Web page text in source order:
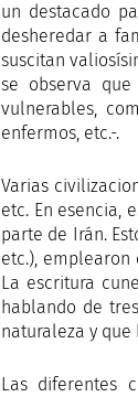
un destacado
desheredar a
suscitan
se observa
vulnerables,
enfermos, etc.-.
Varias
etc. En esencia,
parte de Irán.
etc.),
La escritura
hablando de
naturaleza y
Las diferentes